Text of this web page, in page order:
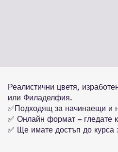
Реалистични цветя,
или Филаделфия.
✅Подходящ за начинаещи и
✅ Онлайн формат – гледате
✅ Ще имате достъп до курса